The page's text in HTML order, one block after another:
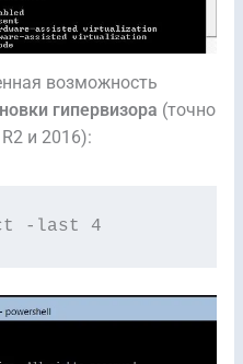
возможность
гипервизора (точно
и 2016):
-last 4